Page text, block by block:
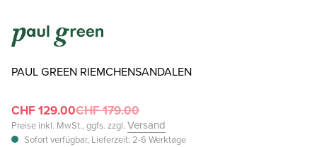
PAUL GREEN RIEMCHENSANDALEN
CHF 129.00CHF 179.00
Preise inkl. MwSt., ggfs. zzgl. Versand
Sofort verfügbar, Lieferzeit: 2-6 Werktage